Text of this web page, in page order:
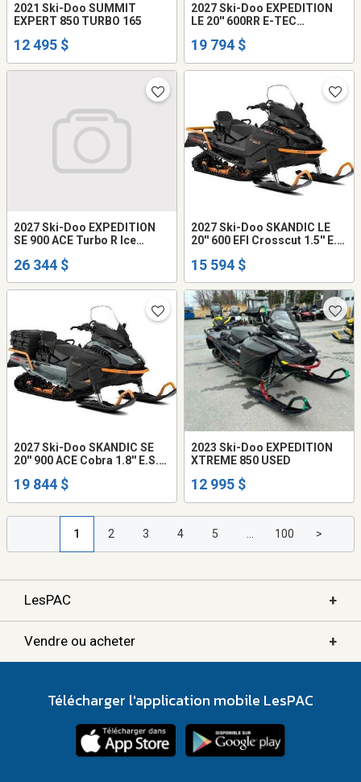
2021 Ski-Doo SUMMIT
EXPERT 850 TURBO 165
12 495 $
2027 Ski-Doo EXPEDITION
LE 20'' 600RR E-TEC
000ABVD00
19 794 $
2027 Ski-Doo EXPEDITION
SE 900 ACE Turbo R Ice
26 344 $
2027 Ski-Doo SKANDIC LE
20'' 600 EFI Crosscut 1.5'' E.S.
15 594 $
2027 Ski-Doo SKANDIC SE
20'' 900 ACE Cobra 1.8'' E.S.
19 844 $
2023 Ski-Doo EXPEDITION
XTREME 850 USED
12 995 $
1 2 3 4 5 ... 100 >
LesPAC +
Vendre ou acheter +
Télécharger l'application mobile LesPAC